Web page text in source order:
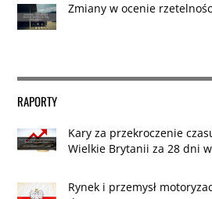
Zmiany w ocenie
RAPORTY
Kary za przekroczenie
Wielkie Brytanii za 28 dni
Rynek i przemysł